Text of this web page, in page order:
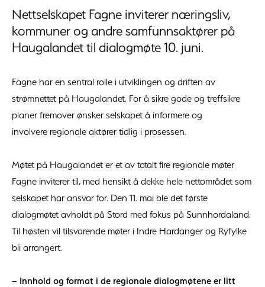
Nettselskapet Fagne inviterer næringsliv,
kommuner og andre samfunnsaktører på
Haugalandet til dialogmøte 10. juni.
Fagne har en sentral rolle i utviklingen og driften av
strømnettet på Haugalandet. For å sikre gode og treffsikre
planer fremover ønsker selskapet å informere og
involvere regionale aktører tidlig i prosessen.
Møtet på Haugalandet er et av totalt fire regionale møter
Fagne inviterer til, med hensikt å dekke hele nettområdet som
selskapet har ansvar for. Den 11. mai ble det første
dialogmøtet avholdt på Stord med fokus på Sunnhordaland.
Til høsten vil tilsvarende møter i Indre Hardanger og Ryfylke
bli arrangert.
– Innhold og format i de regionale dialogmøtene er litt